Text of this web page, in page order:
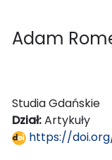
Adam
Studia Gdańskie
Dział:Artykuły
https://